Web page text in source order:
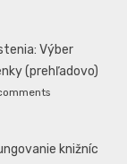
Výber
(prehľadovo)
knižníc